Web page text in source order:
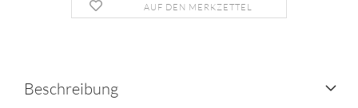
AUF DEN MERKZETTEL
Beschreibung